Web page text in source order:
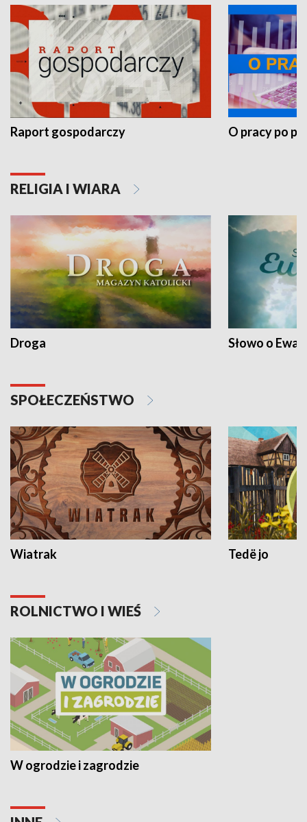
Raport gospodarczy O pracy po
RELIGIA I WIARA
Droga Słowo o
SPOŁECZEŃSTWO
Wiatrak Tedë jo
ROLNICTWO I WIEŚ
W ogrodzie i zagrodzie